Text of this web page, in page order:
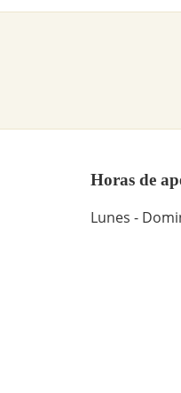
Horas de
Lunes -